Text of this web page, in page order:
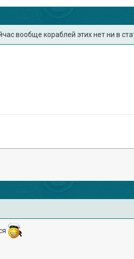
вообще кораблей этих нет ни в